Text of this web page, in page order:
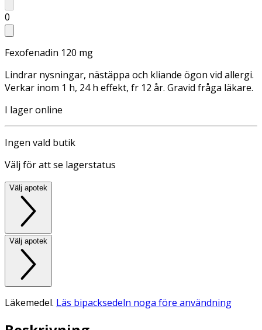
0
Fexofenadin 120 mg
Lindrar nysningar, nästäppa och kliande ögon vid allergi.
Verkar inom 1 h, 24 h effekt, fr 12 år. Gravid fråga läkare.
I lager online
Ingen vald butik
Välj för att se lagerstatus
Välj apotek
Välj apotek
Läkemedel. Läs bipacksedeln noga före användning